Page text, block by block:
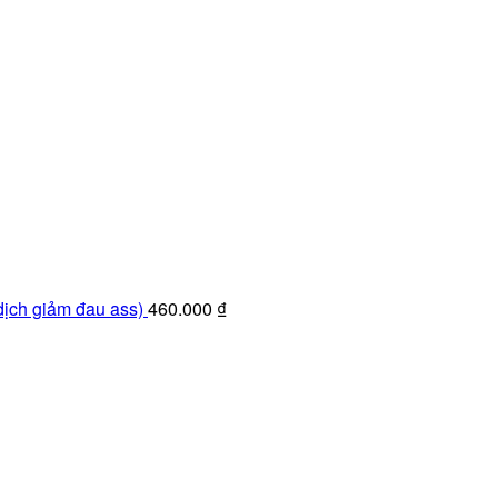
giảm đau ass) 460.000 ₫